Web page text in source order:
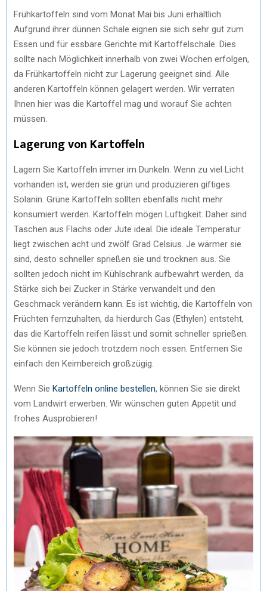
Frühkartoffeln sind vom Monat Mai bis Juni erhältlich.
Aufgrund ihrer dünnen Schale eignen sie sich sehr gut zum
Essen und für essbare Gerichte mit Kartoffelschale. Dies
sollte nach Möglichkeit innerhalb von zwei Wochen erfolgen,
da Frühkartoffeln nicht zur Lagerung geeignet sind. Alle
anderen Kartoffeln können gelagert werden. Wir verraten
Ihnen hier was die Kartoffel mag und worauf Sie achten
müssen.
Lagerung von Kartoffeln
Lagern Sie Kartoffeln immer im Dunkeln. Wenn zu viel Licht
vorhanden ist, werden sie grün und produzieren giftiges
Solanin. Grüne Kartoffeln sollten ebenfalls nicht mehr
konsumiert werden. Kartoffeln mögen Luftigkeit. Daher sind
Taschen aus Flachs oder Jute ideal. Die ideale Temperatur
liegt zwischen acht und zwölf Grad Celsius. Je wärmer sie
sind, desto schneller sprießen sie und trocknen aus. Sie
sollten jedoch nicht im Kühlschrank aufbewahrt werden, da
Stärke sich bei Zucker in Stärke verwandelt und den
Geschmack verändern kann. Es ist wichtig, die Kartoffeln von
Früchten fernzuhalten, da hierdurch Gas (Ethylen) entsteht,
das die Kartoffeln reifen lässt und somit schneller sprießen.
Sie können sie jedoch trotzdem noch essen. Entfernen Sie
einfach den Keimbereich großzügig.
Wenn Sie Kartoffeln online bestellen, können Sie sie direkt
vom Landwirt erwerben. Wir wünschen guten Appetit und
frohes Ausprobieren!